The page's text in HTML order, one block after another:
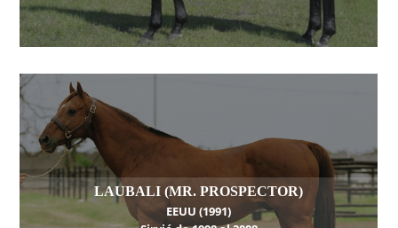
LAUBALI (MR. PROSPECTOR)
EEUU (1991)